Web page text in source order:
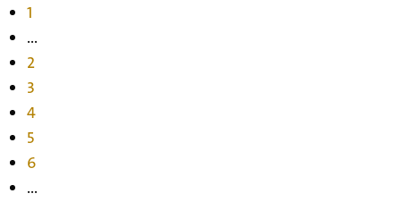
1
...
2
3
4
5
6
...